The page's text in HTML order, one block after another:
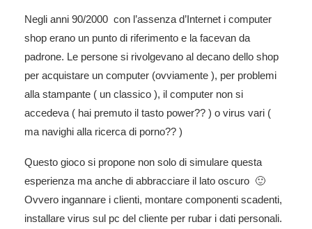
Negli anni 90/2000 con l’assenza d’Internet i computer
shop erano un punto di riferimento e la facevan da
padrone. Le persone si rivolgevano al decano dello shop
per acquistare un computer (ovviamente ), per problemi
alla stampante ( un classico ), il computer non si
accedeva ( hai premuto il tasto power?? ) o virus vari (
ma navighi alla ricerca di porno?? )
Questo gioco si propone non solo di simulare questa
esperienza ma anche di abbracciare il lato oscuro 🙂
Ovvero ingannare i clienti, montare componenti scadenti,
installare virus sul pc del cliente per rubar i dati personali.